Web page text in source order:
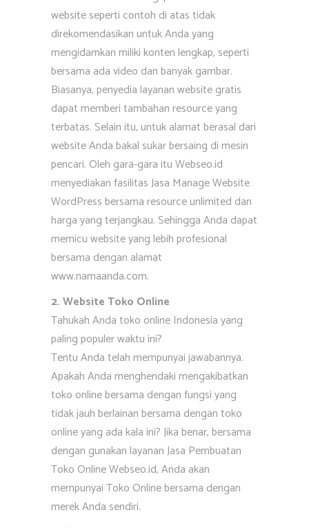
website seperti contoh di atas tidak
direkomendasikan untuk Anda yang
mengidamkan miliki konten lengkap, seperti
bersama ada video dan banyak gambar.
Biasanya, penyedia layanan website gratis
dapat memberi tambahan resource yang
terbatas. Selain itu, untuk alamat berasal dari
website Anda bakal sukar bersaing di mesin
pencari. Oleh gara-gara itu Webseo.id
menyediakan fasilitas Jasa Manage Website
WordPress bersama resource unlimited dan
harga yang terjangkau. Sehingga Anda dapat
memicu website yang lebih profesional
bersama dengan alamat
www.namaanda.com.
2. Website Toko Online
Tahukah Anda toko online Indonesia yang
paling populer waktu ini?
Tentu Anda telah mempunyai jawabannya.
Apakah Anda menghendaki mengakibatkan
toko online bersama dengan fungsi yang
tidak jauh berlainan bersama dengan toko
online yang ada kala ini? Jika benar, bersama
dengan gunakan layanan Jasa Pembuatan
Toko Online Webseo.id, Anda akan
mempunyai Toko Online bersama dengan
merek Anda sendiri.